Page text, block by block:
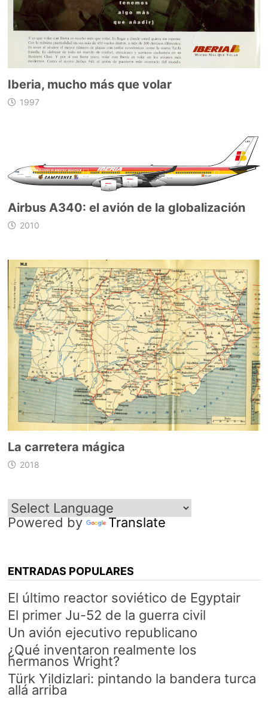
Iberia, mucho más que volar
1997
Airbus A340: el avión de la globalización
2010
La carretera mágica
2018
Powered by Translate
ENTRADAS POPULARES
El último reactor soviético de Egyptair
El primer Ju-52 de la guerra civil
Un avión ejecutivo republicano
¿Qué inventaron realmente los
hermanos Wright?
Türk Yildizlari: pintando la bandera turca
allá arriba